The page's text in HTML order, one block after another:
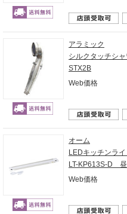
アラミック
シルクタッチシャ
STX2B
Web価格
オーム
LEDキッチンライ
LT-KP613S-D
Web価格